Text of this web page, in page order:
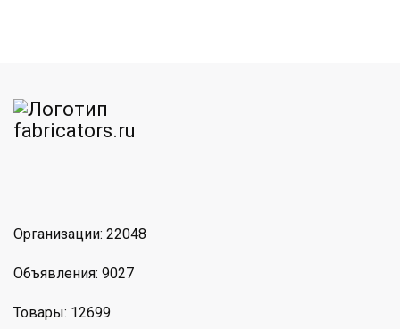
Организации: 22048
Объявления: 9027
Товары: 12699